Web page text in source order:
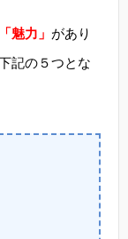
「魅力」 があり
記の５つとな